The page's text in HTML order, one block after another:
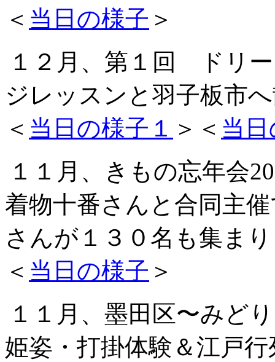
＜ 当日の様子 ＞
１２月、第１回 ドリ
ジレッスンと羽子板市
＜ 当日の様子１ ＞＜ 当
１１月、きもの忘年会
着物十番さんと合同主
さんが１３０名も集ま
＜ 当日の様子 ＞
１１月、墨田区〜みど
姫姿・打掛体験＆江戸